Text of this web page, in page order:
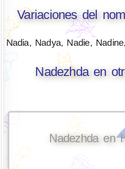
Variaciones del
Nadia, Nadya, Nadie,
Nadezhda en
Nadezhda en